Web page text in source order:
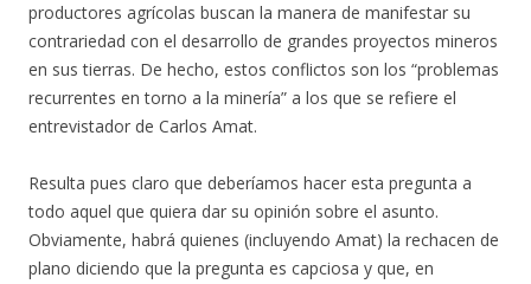
productores agrícolas buscan la manera de manifestar su
contrariedad con el desarrollo de grandes proyectos mineros
en sus tierras. De hecho, estos conflictos son los “problemas
recurrentes en torno a la minería” a los que se refiere el
entrevistador de Carlos Amat.
Resulta pues claro que deberíamos hacer esta pregunta a
todo aquel que quiera dar su opinión sobre el asunto.
Obviamente, habrá quienes (incluyendo Amat) la rechacen de
plano diciendo que la pregunta es capciosa y que, en